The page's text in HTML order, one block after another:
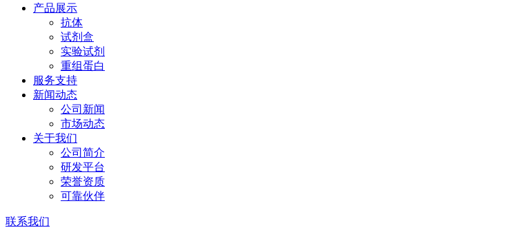
产品展示
抗体
试剂盒
实验试剂
重组蛋白
服务支持
新闻动态
公司新闻
市场动态
关于我们
公司简介
研发平台
荣誉资质
可靠伙伴
联系我们